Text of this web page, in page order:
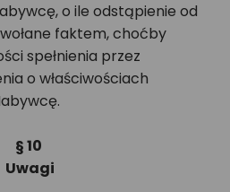
o ile odstąpienie od
faktem, choćby
spełnienia przez
o właściwościach
§ 10
Uwagi